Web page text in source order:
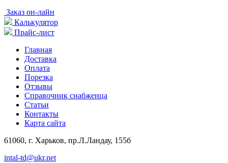
Заказ он-лайн
Калькулятор
Прайс-лист
Главная
Доставка
Оплата
Порезка
Отзывы
Справочник снабженца
Статьи
Контакты
Карта сайта
61060, г. Харьков, пр.Л.Ландау, 155б
intal-td@ukr.net